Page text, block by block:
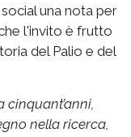
una nota per
l'invito è frutto
del Palio e del
cinquant’anni,
nella ricerca,